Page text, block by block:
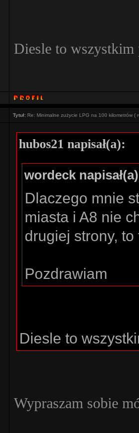
Diesle to
Tytuł: Re: Minimalne zużycie LPG na 100 kilometrów (
hubos21 napisał(a):
wordeck
Dlaczego mnie
miasta i A8 nie
drugiej strony,
Pozdrawiam
Diesle to
Wypraszam sobie